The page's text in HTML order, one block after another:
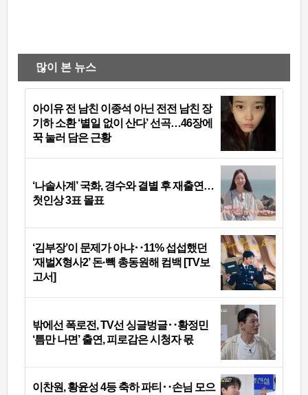
많이 본 뉴스
아이유 전 남친 이종석 아닌 전전 남친 장
기하 소환 ‘별일 없이 산다’ 선곡…46장에
꾹 눌러 담은 근황
‘나솔사계’ 국화, 경수와 결별 후 재출연…
첫인상 3표 몰표
‘김부장’이 문제가 아냐‥11% 섭섭했던
‘재벌X형사2’ 돈·빽 총동원해 컴백 [TV보
고서]
밖에선 폭로전, TV선 싱글벙글‥황정민
‘틈만 나면’ 출연, 피로감은 시청자 몫
이찬원, 황윤성 4등 축하 파티‥손님 모으